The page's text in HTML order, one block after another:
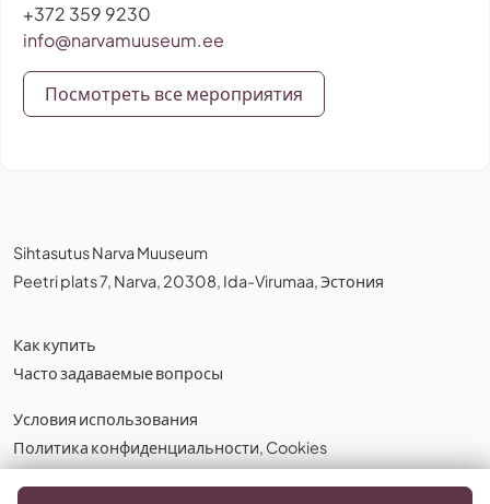
+372 359 9230
info@narvamuuseum.ee
Посмотреть все мероприятия
Sihtasutus Narva Muuseum
Peetri plats 7, Narva, 20308, Ida-Virumaa, Эстония
Как купить
Часто задаваемые вопросы
Условия использования
Политика конфиденциальности, Cookies